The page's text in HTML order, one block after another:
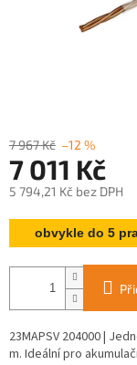
7 967 Kč –12 %
7 011 Kč
5 794,21 Kč bez DPH
Měrná
cena:obvykle do 5
23MAPSV 204000 |
m. Ideální pro